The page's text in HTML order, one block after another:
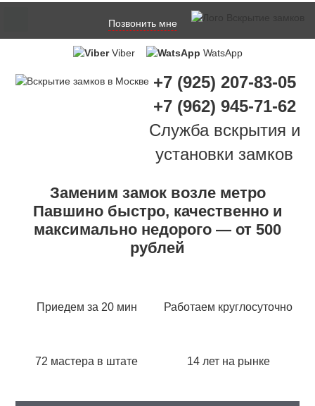
Позвонить мне
Viber WatsApp
+7 (925) 207-83-05
+7 (962) 945-71-62
Служба вскрытия и
установки замков
Заменим замок возле метро
Павшино быстро, качественно и
максимально недорого — от 500
рублей
Приедем за 20 мин Работаем круглосуточно
72 мастера в штате 14 лет на рынке